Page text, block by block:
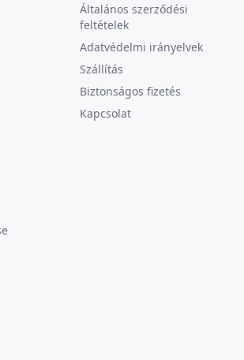
Általános szerződési
feltételek
Adatvédelmi irányelvek
Szállítás
Biztonságos fizetés
Kapcsolat